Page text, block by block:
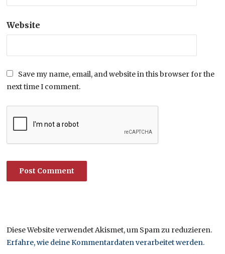
Website
Save my name, email, and website in this browser for the
next time I comment.
Diese Website verwendet Akismet, um Spam zu reduzieren.
Erfahre, wie deine Kommentardaten verarbeitet werden.